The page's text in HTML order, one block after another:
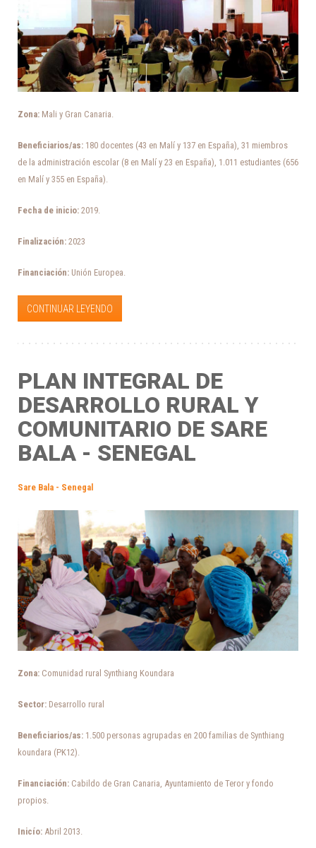
Zona: Mali y Gran Canaria.
Beneficiarios/as: 1 80 docentes (43 en Malí y 137 en España), 31 miembros
de la administración escolar (8 en Malí y 23 en España), 1 .011 estudiantes (656
en Malí y 355 en España).
Fecha de inicio: 2019.
Finalización: 2023
Financiación: Unión Europea.
CONTINUAR LEYENDO
PLAN INTEGRAL DE
DESARROLLO RURAL Y
COMUNITARIO DE SARE
BALA - SENEGAL
Sare Bala - Senegal
Zona: Comunidad rural Synthiang Koundara
Sector: Desarrollo rural
Beneficiarios/as: 1.500 personas agrupadas en 200 familias de Synthiang
koundara (PK12).
Financiación: Cabildo de Gran Canaria, Ayuntamiento de Teror y fondo
propios.
Inicío: Abril 2013.